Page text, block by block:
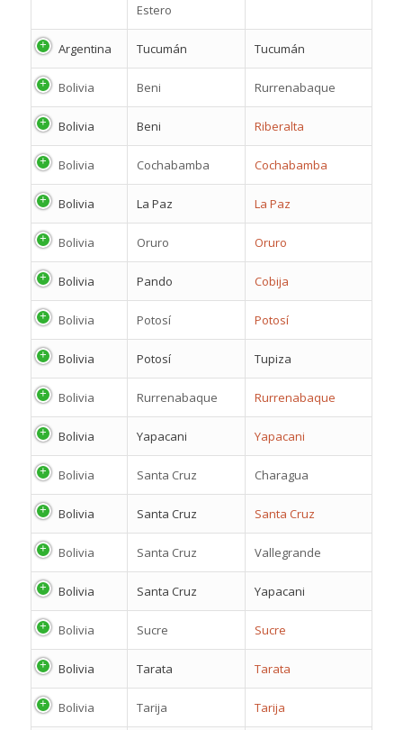
Estero
Argentina Tucumán Tucumán
Bolivia Beni Rurrenabaque
Bolivia Beni Riberalta
Bolivia Cochabamba Cochabamba
Bolivia La Paz La Paz
Bolivia Oruro Oruro
Bolivia Pando Cobija
Bolivia Potosí Potosí
Bolivia Potosí Tupiza
Bolivia Rurrenabaque Rurrenabaque
Bolivia Yapacani Yapacani
Bolivia Santa Cruz Charagua
Bolivia Santa Cruz Santa Cruz
Bolivia Santa Cruz Vallegrande
Bolivia Santa Cruz Yapacani
Bolivia Sucre Sucre
Bolivia Tarata Tarata
Bolivia Tarija Tarija